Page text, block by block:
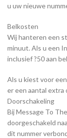
u uw nieuwe
Belkosten
Wij hanteren een
minuut. Als u een
inclusief ?50 aan
Als u kiest voor
er een aantal extra
Doorschakeling
Bij Message To
doorgeschakeld
dit nummer